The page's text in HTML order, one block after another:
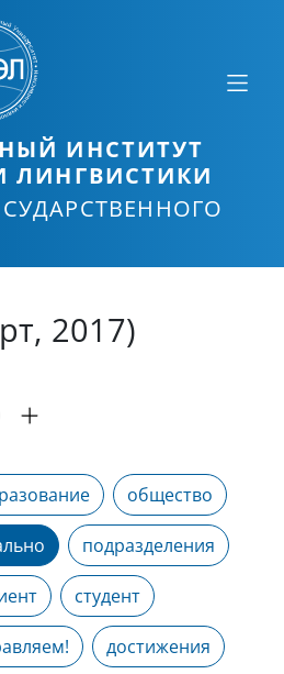
ИНСТИТУТ
ЛИНГВИСТИКИ
2017)
общество
подразделения
студент
достижения